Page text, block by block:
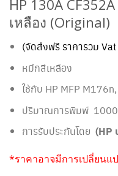
HP 130A
เหลือง (Original)
(จัดส่งฟรี ราคารวม
หมึกสีเหลือง
ใช้กับ HP MFP
ปริมาณการพิมพ์
การรับประกันโดย (HP
*ราคาอาจมีการเปลี่ยนแ